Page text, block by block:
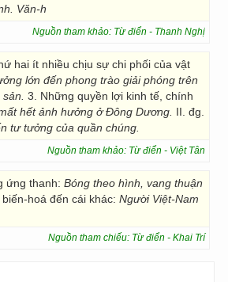
Văn-h
Nguồn tham khảo: Từ điển - Thanh Nghị
hai ít nhiều chịu sự chi phối của vật
lớn đến phong trào giải phóng trên
3. Những quyền lợi kinh tế, chính
hết ảnh hưởng ở Đông Dương. II. đg.
tư tưởng của quần chúng.
Nguồn tham khảo: Từ điển - Việt Tân
ứng thanh: Bóng theo hình, vang thuận
hoá đến cái khác: Người Việt-Nam
Nguồn tham chiếu: Từ điển - Khai Trí